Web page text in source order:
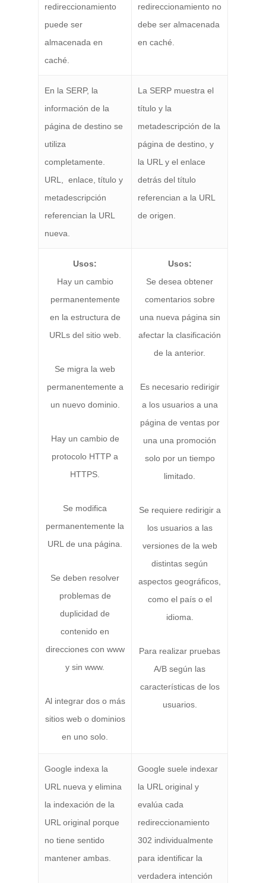
redireccionamiento
puede ser
almacenada en
caché.
redireccionamiento no
debe ser almacenada
en caché.
En la SERP, la
información de la
página de destino se
utiliza
completamente.
URL, enlace, título y
metadescripción
referencian la URL
nueva.
La SERP muestra el
título y la
metadescripción de la
página de destino, y
la URL y el enlace
detrás del título
referencian a la URL
de origen.
Usos:
Hay un cambio
permanentemente
en la estructura de
URLs del sitio web.
Se migra la web
permanentemente a
un nuevo dominio.
Hay un cambio de
protocolo HTTP a
HTTPS.
Se modifica
permanentemente la
URL de una página.
Se deben resolver
problemas de
duplicidad de
contenido en
direcciones con www
y sin www.
Al integrar dos o más
sitios web o dominios
en uno solo.
Usos:
Se desea obtener
comentarios sobre
una nueva página sin
afectar la clasificación
de la anterior.
Es necesario redirigir
a los usuarios a una
página de ventas por
una una promoción
solo por un tiempo
limitado.
Se requiere redirigir a
los usuarios a las
versiones de la web
distintas según
aspectos geográficos,
como el país o el
idioma.
Para realizar pruebas
A/B según las
características de los
usuarios.
Google indexa la
URL nueva y elimina
la indexación de la
URL original porque
no tiene sentido
mantener ambas.
Google suele indexar
la URL original y
evalúa cada
redireccionamiento
302 individualmente
para identificar la
verdadera intención